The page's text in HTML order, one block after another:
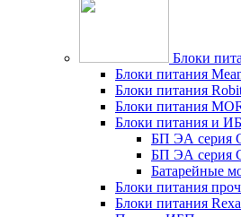
Блоки
Блоки питания
Блоки питания
Блоки питания
Блоки питания и
БП ЭА серия
БП ЭА серия
Батарейные
Блоки питания
Блоки питания